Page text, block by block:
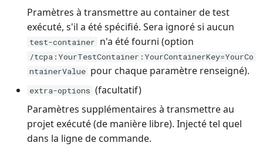
Pramètres à transmettre au container de test
exécuté, s'il a été spécifié. Sera ignoré si aucun
test-container n'a été fourni (option
/tcpa:YourTestContainer:YourContainerKey=YourCo
ntainerValue pour chaque paramètre renseigné).
extra-options (facultatif)
Paramètres supplémentaires à transmettre au
projet exécuté (de manière libre). Injecté tel quel
dans la ligne de commande.